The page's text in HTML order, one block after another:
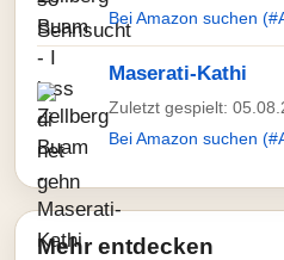
Bei Amazon suchen
Maserati-Kathi
Zuletzt gespielt:
Bei Amazon suchen
Mehr entdecken